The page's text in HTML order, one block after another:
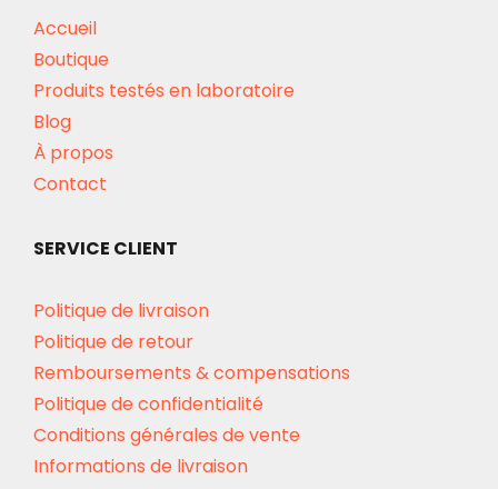
Accueil
Boutique
Produits testés en laboratoire
Blog
À propos
Contact
SERVICE CLIENT
Politique de livraison
Politique de retour
Remboursements & compensations
Politique de confidentialité
Conditions générales de vente
Informations de livraison